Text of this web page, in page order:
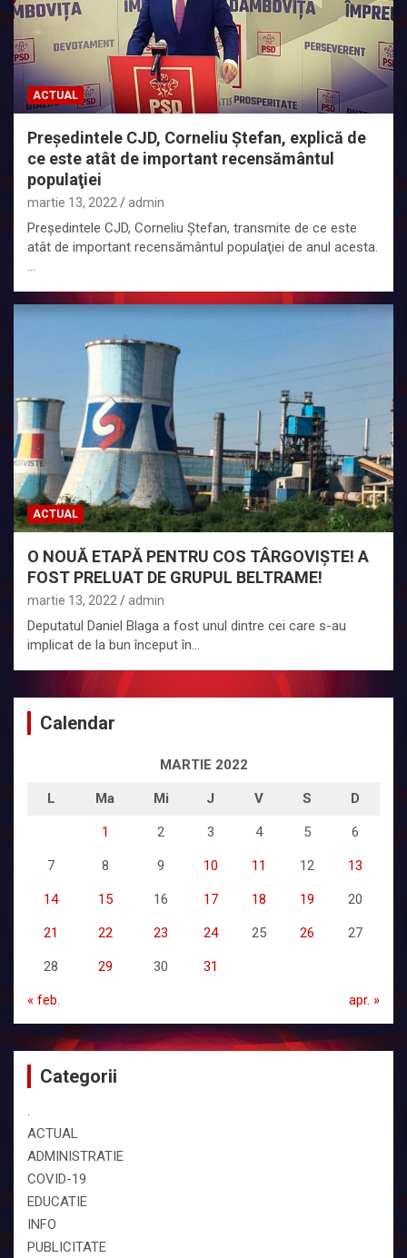
ACTUAL
Președintele CJD, Corneliu Ștefan, explică de
ce este atât de important recensământul
populaţiei
martie 13, 2022 admin
Președintele CJD, Corneliu Ștefan, transmite de ce este
atât de important recensământul populaţiei de anul acesta.
…
ACTUAL
O NOUĂ ETAPĂ PENTRU COS TÂRGOVIȘTE! A
FOST PRELUAT DE GRUPUL BELTRAME!
martie 13, 2022 admin
Deputatul Daniel Blaga a fost unul dintre cei care s-au
implicat de la bun început în…
Calendar
MARTIE 2022
L Ma Mi J V S D
1 2 3 4 5 6
7 8 9 10 11 12 13
14 15 16 17 18 19 20
21 22 23 24 25 26 27
28 29 30 31
« feb. apr. »
Categorii
.
ACTUAL
ADMINISTRATIE
COVID-19
EDUCATIE
INFO
PUBLICITATE